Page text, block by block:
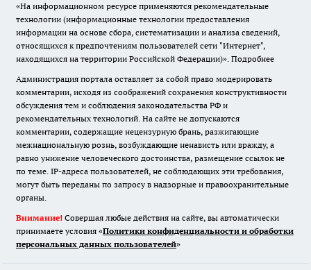
«На информационном ресурсе применяются рекомендательные
технологии (информационные технологии предоставления
информации на основе сбора, систематизации и анализа сведений,
относящихся к предпочтениям пользователей сети "Интернет",
находящихся на территории Российской Федерации)». Подробнее
Администрация портала оставляет за собой право модерировать
комментарии, исходя из соображений сохранения конструктивности
обсуждения тем и соблюдения законодательства РФ и
рекомендательных технологий. На сайте не допускаются
комментарии, содержащие нецензурную брань, разжигающие
межнациональную рознь, возбуждающие ненависть или вражду, а
равно унижение человеческого достоинства, размещение ссылок не
по теме. IP-адреса пользователей, не соблюдающих эти требования,
могут быть переданы по запросу в надзорные и правоохранительные
органы.
Внимание! Совершая любые действия на сайте, вы автоматически
принимаете условия «Политики конфиденциальности и обработки
персональных данных пользователей»